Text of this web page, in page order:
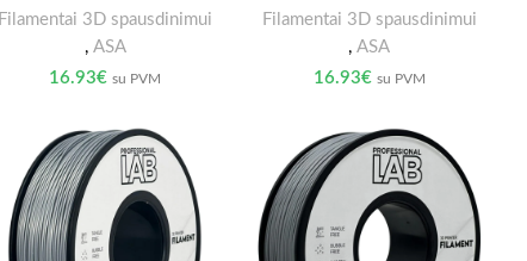
Filamentai 3D spausdinimui
, ASA
16.93€ su PVM
Filamentai 3D spausdinimui
,ASA
16.93€ su PVM